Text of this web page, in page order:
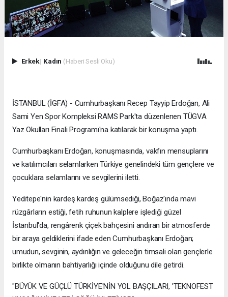
Erkek| Kadın (Haberi Sesli Oku)
İSTANBUL (İGFA) - Cumhurbaşkanı Recep Tayyip Erdoğan, Ali
Sami Yen Spor Kompleksi RAMS Park'ta düzenlenen TÜGVA
Yaz Okulları Finali Programı'na katılarak bir konuşma yaptı.
Cumhurbaşkanı Erdoğan, konuşmasında, vakfın mensuplarını
ve katılımcıları selamlarken Türkiye genelindeki tüm gençlere ve
çocuklara selamlarını ve sevgilerini iletti.
Yeditepe'nin kardeş kardeş gülümsediği, Boğaz'ında mavi
rüzgârların estiği, fetih ruhunun kalplere işlediği güzel
İstanbul'da, rengârenk çiçek bahçesini andıran bir atmosferde
bir araya geldiklerini ifade eden Cumhurbaşkanı Erdoğan;
umudun, sevginin, aydınlığın ve geleceğin timsali olan gençlerle
birlikte olmanın bahtiyarlığı içinde olduğunu dile getirdi.
"BÜYÜK VE GÜÇLÜ TÜRKİYE'NİN YOL BAŞÇILARI, 'TEKNOFEST